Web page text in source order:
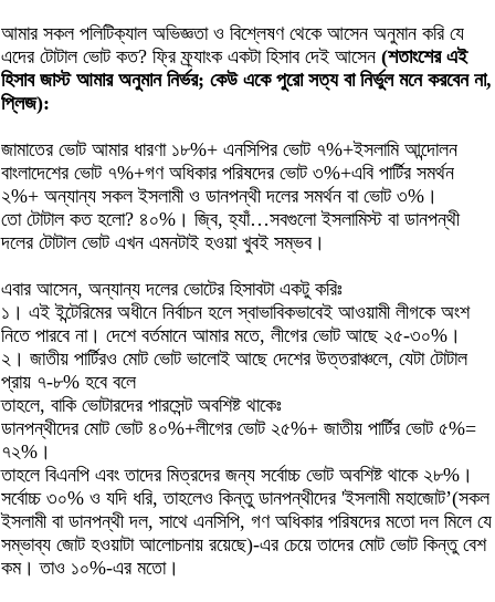
আমার সকল পলিটিক্যাল অভিজ্ঞতা ও বিশ্লেষণ থেকে আসেন অনুমান করি যে
এদের টোটাল ভোট কত? ফ্রি ফ্র্যাংক একটা হিসাব দেই আসেন (শতাংশের এই
হিসাব জাস্ট আমার অনুমান নির্ভর; কেউ একে পুরো সত্য বা নির্ভুল মনে করবেন না,
প্লিজ):
জামাতের ভোট আমার ধারণা ১৮%+ এনসিপির ভোট ৭%+ইসলামি আন্দোলন
বাংলাদেশের ভোট ৭%+গণ অধিকার পরিষদের ভোট ৩%+এবি পার্টির সমর্থন
২%+ অন্যান্য সকল ইসলামী ও ডানপন্থী দলের সমর্থন বা ভোট ৩%।
তো টোটাল কত হলো? ৪০%। জ্বি, হ্যাঁ…সবগুলো ইসলামিস্ট বা ডানপন্থী
দলের টোটাল ভোট এখন এমনটাই হওয়া খুবই সম্ভব।
এবার আসেন, অন্যান্য দলের ভোটের হিসাবটা একটু করিঃ
১। এই ইন্টেরিমের অধীনে নির্বাচন হলে স্বাভাবিকভাবেই আওয়ামী লীগকে অংশ
নিতে পারবে না। দেশে বর্তমানে আমার মতে, লীগের ভোট আছে ২৫-৩০%।
২। জাতীয় পার্টিরও মোট ভোট ভালোই আছে দেশের উত্তরাঞ্চলে, যেটা টোটাল
প্রায় ৭-৮% হবে বলে
তাহলে, বাকি ভোটারদের পারসেন্ট অবশিষ্ট থাকেঃ
ডানপন্থীদের মোট ভোট ৪০%+লীগের ভোট ২৫%+ জাতীয় পার্টির ভোট ৫%=
৭২%।
তাহলে বিএনপি এবং তাদের মিত্রদের জন্য সর্বোচ্চ ভোট অবশিষ্ট থাকে ২৮%।
সর্বোচ্চ ৩০% ও যদি ধরি, তাহলেও কিন্তু ডানপন্থীদের 'ইসলামী মহাজোট’(সকল
ইসলামী বা ডানপন্থী দল, সাথে এনসিপি, গণ অধিকার পরিষদের মতো দল মিলে যে
সম্ভাব্য জোট হওয়াটা আলোচনায় রয়েছে)-এর চেয়ে তাদের মোট ভোট কিন্তু বেশ
কম। তাও ১০%-এর মতো।